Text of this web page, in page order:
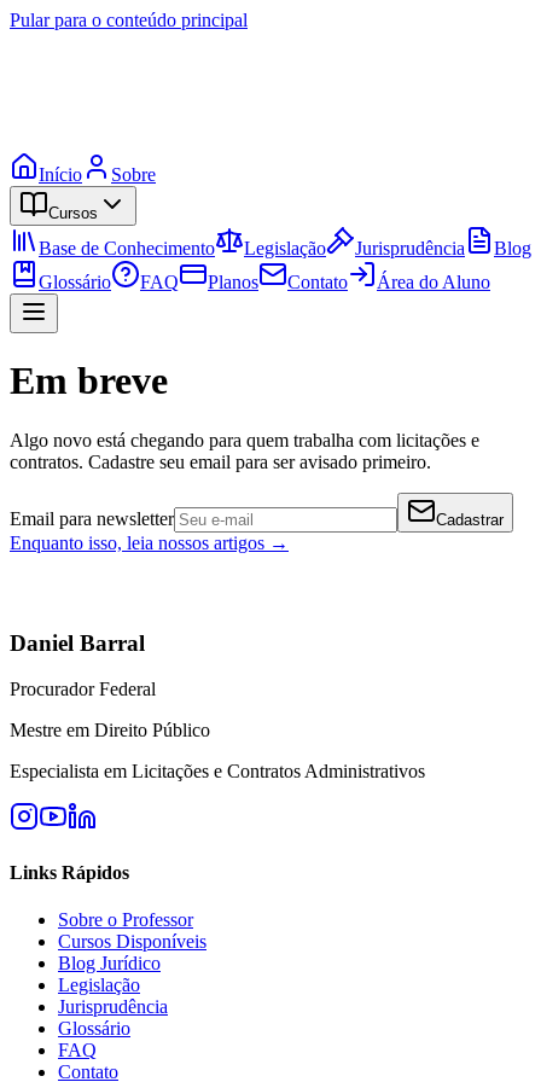
Pular para o conteúdo principal
Início Sobre
Cursos
Base de Conhecimento Legislação Jurisprudência
Blog
Glossário
FAQ Planos Contato Área do Aluno
Em breve
Algo novo está chegando para quem trabalha com licitações e
contratos. Cadastre seu email para ser avisado primeiro.
Email para newsletter Cadastrar
Enquanto isso, leia nossos artigos →
Daniel Barral
Procurador Federal
Mestre em Direito Público
Especialista em Licitações e Contratos Administrativos
Links Rápidos
Sobre o Professor
Cursos Disponíveis
Blog Jurídico
Legislação
Jurisprudência
Glossário
FAQ
Contato